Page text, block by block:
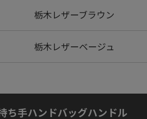
栃木レザーブラウン
栃木レザーベージュ
ち手ハンドバッグハンドル